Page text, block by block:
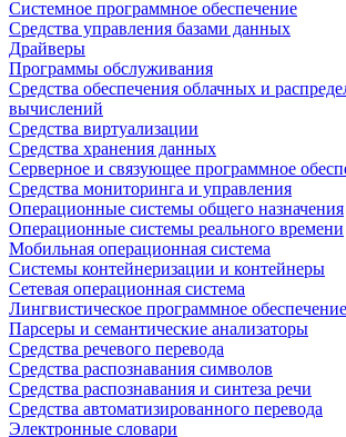
Системное программное обеспечение
Средства управления базами данных
Драйверы
Программы обслуживания
Средства обеспечения облачных и
вычислений
Средства виртуализации
Средства хранения данных
Серверное и связующее программное
Средства мониторинга и управления
Операционные системы общего назначения
Операционные системы реального времени
Мобильная операционная система
Системы контейнеризации и контейнеры
Сетевая операционная система
Лингвистическое программное обеспечение
Парсеры и семантические анализаторы
Средства речевого перевода
Средства распознавания символов
Средства распознавания и синтеза речи
Средства автоматизированного перевода
Электронные словари